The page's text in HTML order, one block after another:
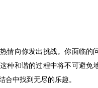
情向你发出挑战。你面临的
种和谐的过程中将不可避免
合中找到无尽的乐趣。